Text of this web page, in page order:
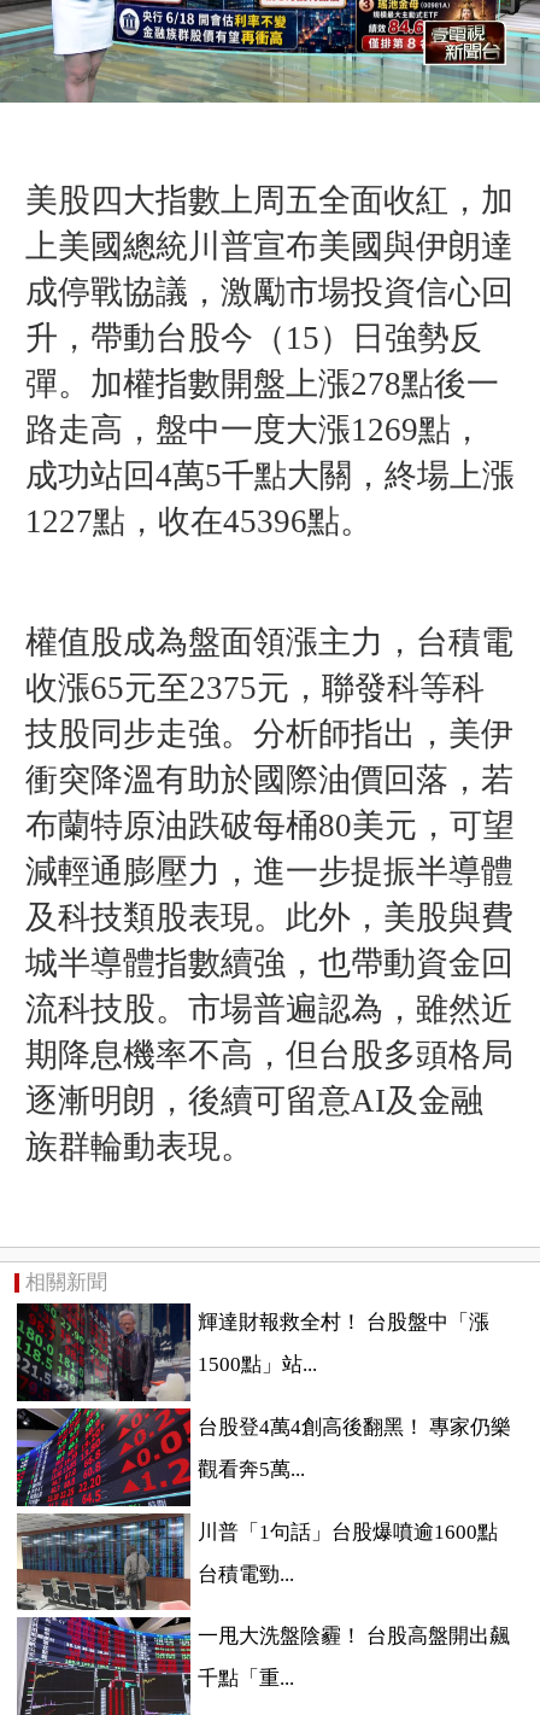
美股四大指數上周五全面收紅，加
上美國總統川普宣布美國與伊朗達
成停戰協議，激勵市場投資信心回
升，帶動台股今（15）日強勢反
彈。加權指數開盤上漲278點後一
路走高，盤中一度大漲1269點，
成功站回4萬5千點大關，終場上漲
1227點，收在45396點。
權值股成為盤面領漲主力，台積電
收漲65元至2375元，聯發科等科
技股同步走強。分析師指出，美伊
衝突降溫有助於國際油價回落，若
布蘭特原油跌破每桶80美元，可望
減輕通膨壓力，進一步提振半導體
及科技類股表現。此外，美股與費
城半導體指數續強，也帶動資金回
流科技股。市場普遍認為，雖然近
期降息機率不高，但台股多頭格局
逐漸明朗，後續可留意AI及金融
族群輪動表現。
相關新聞
輝達財報救全村！ 台股盤中「漲
1500點」站...
台股登4萬4創高後翻黑！ 專家仍樂
觀看奔5萬...
川普「1句話」台股爆噴逾1600點
台積電勁...
一甩大洗盤陰霾！ 台股高盤開出飆
千點「重...